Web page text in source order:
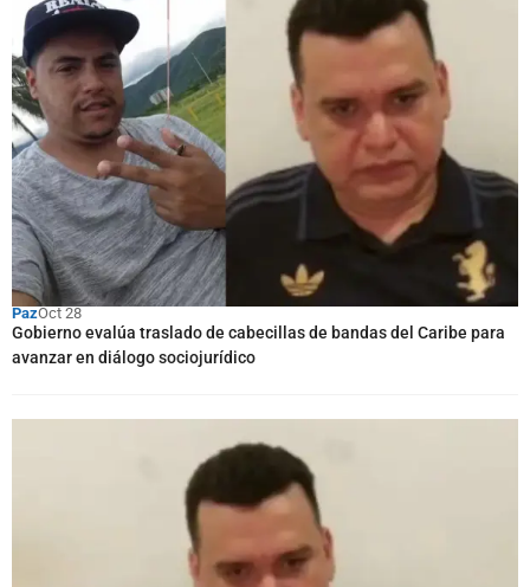
PazOct 28
Gobierno evalúa traslado de cabecillas de bandas del Caribe para
avanzar en diálogo sociojurídico